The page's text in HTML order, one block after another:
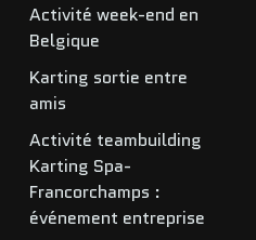
Activité week-end en
Belgique
Karting sortie entre
amis
Activité teambuilding
Karting Spa-
Francorchamps :
événement entreprise